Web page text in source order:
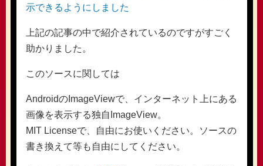
示できるようにしました
上記の記事の中で紹介されているのですがすごく
助かりました。
このソースに関しては
AndroidのImageViewで、インターネット上にある
画像を表示する独自ImageView。
MIT Licenseで、自由にお使いください。ソースの
書き換えて等も自由にしてください。